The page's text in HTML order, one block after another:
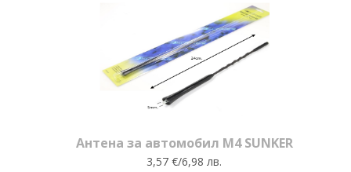
Антена за автомобил M4 SUNKER
3,57 €/6,98 лв.